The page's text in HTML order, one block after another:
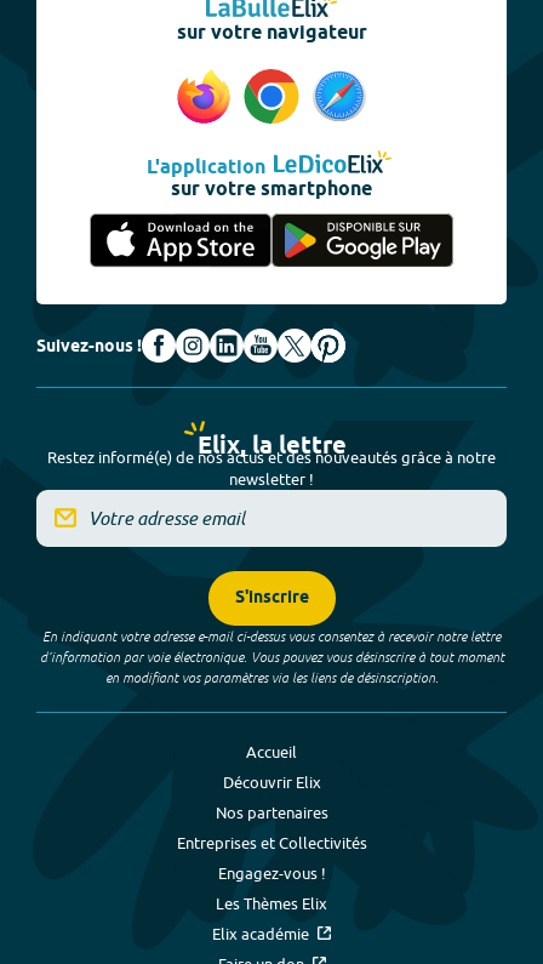
sur votre navigateur
L'application
sur votre smartphone
Suivez-nous !
Elix, la lettre
Restez informé(e) de nos actus et des nouveautés grâce à notre
newsletter !
S'inscrire
En indiquant votre adresse e-mail ci-dessus vous consentez à recevoir notre lettre
d’information par voie électronique. Vous pouvez vous désinscrire à tout moment
en modifiant vos paramètres via les liens de désinscription.
Accueil
Découvrir Elix
Nos partenaires
Entreprises et Collectivités
Engagez-vous !
Les Thèmes Elix
Elix académie